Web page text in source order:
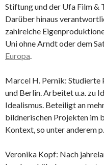
Stiftung und der Ufa Film
Darüber hinaus
zahlreiche
Uni ohne Arndt oder dem
Europa.
Marcel H. Pernik: Studierte
und Berlin. Arbeitet u.a. zu
Idealismus. Beteiligt an
bildnerischen Projekten im
Kontext, so unter anderem
Veronika Kopf: Nach